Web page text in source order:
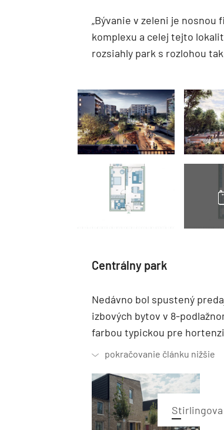
„Bývanie v zeleni je
komplexu a celej tejto
rozsiahly park s rozlohou
Centrálny park
Nedávno bol spustený
izbových bytov v 8-
farbou typickou pre
Stirlingova